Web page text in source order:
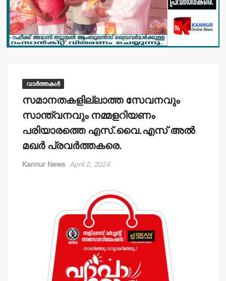
വാർത്തകൾ
സമാനതകളില്ലാത്ത സേവനവും
സാന്ത്വനവും നമ്മളറിയണം
പരിയാരത്തെ എസ്.വൈ.എസ് അല്‍
മഖര്‍ പ്രവര്‍ത്തകരെ.
Kannur News April 2, 2024